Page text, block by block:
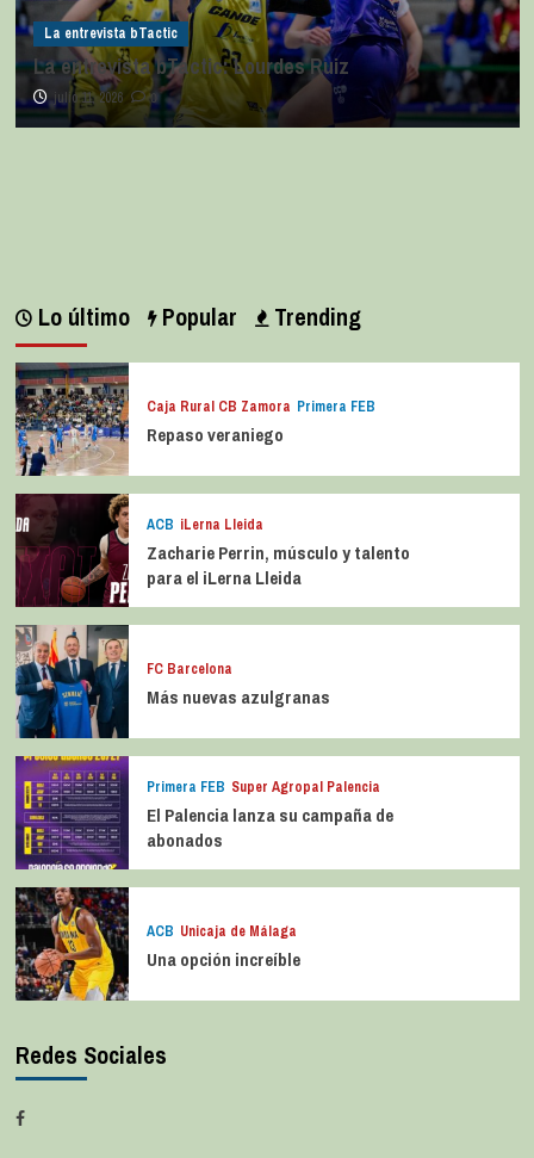
La entrevista bTactic
La entrevista bTactic: Lourdes Ruiz
julio 11, 2026 0
Lo último Popular Trending
Caja Rural CB Zamora Primera FEB
Repaso veraniego
ACB iLerna Lleida
Zacharie Perrin, músculo y talento
para el iLerna Lleida
FC Barcelona
Más nuevas azulgranas
Primera FEB Super Agropal Palencia
El Palencia lanza su campaña de
abonados
ACB Unicaja de Málaga
Una opción increíble
Redes Sociales